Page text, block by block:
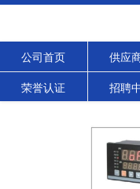
公司首页 供应
荣誉认证 招聘